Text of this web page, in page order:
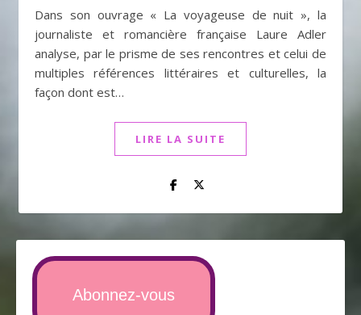
Dans son ouvrage « La voyageuse de nuit », la
journaliste et romancière française Laure Adler
analyse, par le prisme de ses rencontres et celui de
multiples références littéraires et culturelles, la
façon dont est…
LIRE LA SUITE
Abonnez-vous